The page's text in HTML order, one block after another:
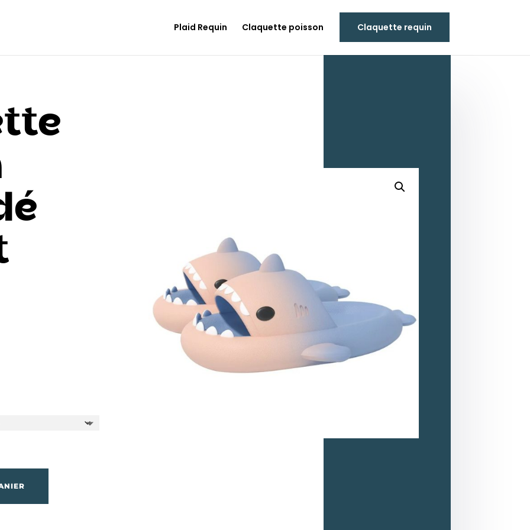
Plaid Requin Claquette poisson Claquette requin